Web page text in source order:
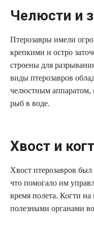
Челюсти и
Птерозавры имели
крепкими и остро
строены для
виды птерозавров
челюстным аппаратом,
рыб в воде.
Хвост и
Хвост птерозавров
что помогало им
время полета. Когти
полезными органами